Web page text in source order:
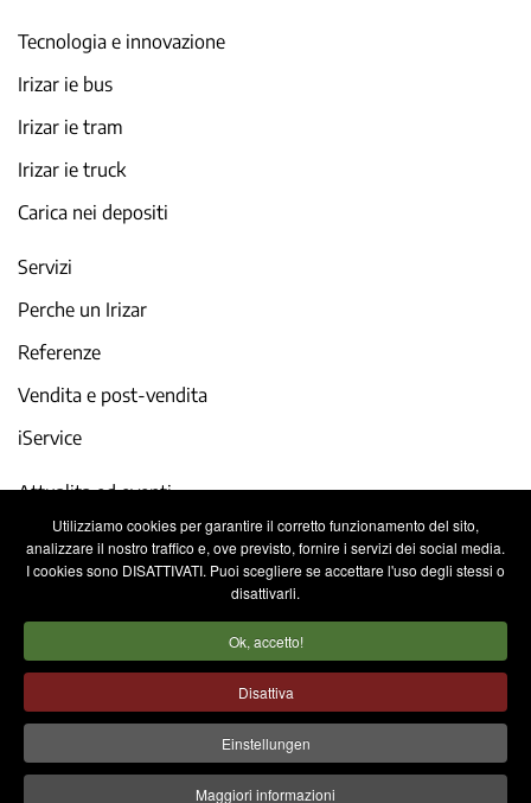
Utilizziamo cookies per garantire il corretto funzionamento del sito,
analizzare il nostro traffico e, ove previsto, fornire i servizi dei social media.
I cookies sono DISATTIVATI. Puoi scegliere se accettare l'uso degli stessi o
disattivarli.
Ok, accetto!
Disattiva
Einstellungen
Maggiori informazioni
Tecnologia e innovazione
Irizar ie bus
Irizar ie tram
Irizar ie truck
Carica nei depositi
Servizi
Perche un Irizar
Referenze
Vendita e post-vendita
iService
Attualita ed eventi
Lavora con noi
Contatto
Note legali
Politica sulla privacy
Politica sui cookies
Sistema informativo interno